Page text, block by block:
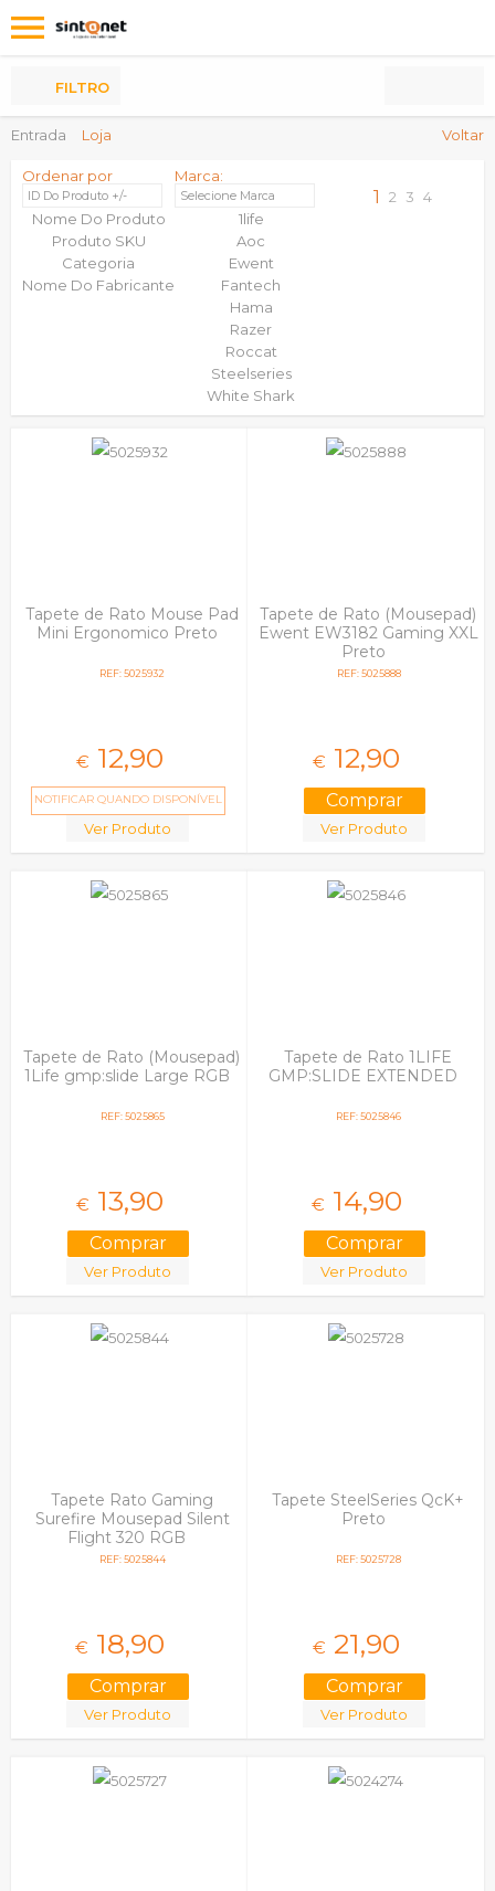
Entrada Loja Voltar
FILTRO
Ordenar por
ID Do Produto +/-
Nome Do Produto
Produto SKU
Categoria
Nome Do Fabricante
Marca:
Selecione Marca
1life
Aoc
Ewent
Fantech
Hama
Razer
Roccat
Steelseries
White Shark
1 2 3 4
Tapete de Rato Mouse Pad
Mini Ergonomico Preto
REF: 5025932
€ 12,90
NOTIFICAR QUANDO DISPONÍVEL
Ver Produto
Tapete de Rato (Mousepad)
Ewent EW3182 Gaming XXL
Preto
REF: 5025888
€ 12,90
Ver Produto
Tapete de Rato (Mousepad)
1Life gmp:slide Large RGB
REF: 5025865
€ 13,90
Ver Produto
Tapete de Rato 1LIFE
GMP:SLIDE EXTENDED
REF: 5025846
€ 14,90
Ver Produto
Tapete Rato Gaming
Surefire Mousepad Silent
Flight 320 RGB
REF: 5025844
€ 18,90
Ver Produto
Tapete SteelSeries QcK+
Preto
REF: 5025728
€ 21,90
Ver Produto